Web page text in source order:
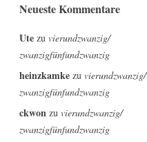
Neueste Kommentare
Ute zu vierundzwanzig/
zwanzigfünfundzwanzig
heinzkamke zu vierundzwanzig/
zwanzigfünfundzwanzig
ckwon zu vierundzwanzig/
zwanzigfünfundzwanzig